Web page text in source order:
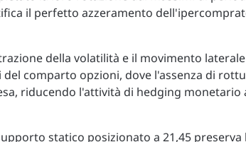
il perfetto azzeramento
della volatilità e il movimento
comparto opzioni, dove l'assenza di
riducendo l'attività di hedging
statico posizionato a 21,45